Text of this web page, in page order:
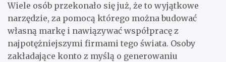
Wiele osób przekonało się już, że to wyjątkowe
narzędzie, za pomocą którego można budować
własną markę i nawiązywać współpracę z
najpotężniejszymi firmami tego świata. Osoby
zakładające konto z myślą o generowaniu